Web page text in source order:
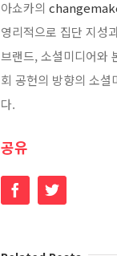
아쇼카의
영리적으로 집단 지성
브랜드, 소셜미디어와
회 공헌의 방향의 소
다.
공유
FacebookTwitter